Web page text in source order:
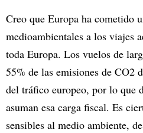
Creo que Europa ha cometido
medioambientales a los viajes
toda Europa. Los vuelos de
55% de las emisiones de CO2
del tráfico europeo, por lo que
asuman esa carga fiscal. Es
sensibles al medio ambiente,